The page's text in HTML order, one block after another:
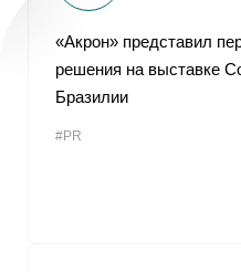
«Акрон» представил
решения на выставке
Бразилии
#PR